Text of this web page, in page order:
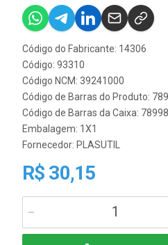
Código do Fabricante: 14306
Código: 93310
Código NCM: 39241000
Código de Barras do Produto:
Código de Barras da Caixa:
Embalagem: 1X1
Fornecedor: PLASUTIL
R$ 30,15